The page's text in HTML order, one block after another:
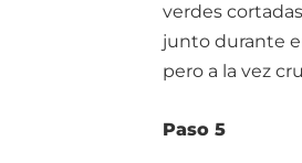
verdes
junto durante
pero a la vez
Paso 5